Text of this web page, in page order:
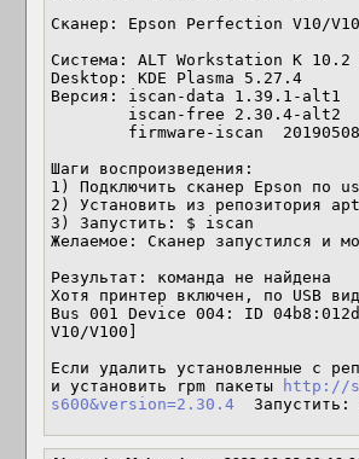
Сканер: Epson Perfection V10/
Система: ALT Workstation K
Desktop: KDE Plasma 5.27.4
Версия: iscan-data 1.39.1-alt1
Шаги воспроизведения:
1) Подключить сканер Epson по
2) Установить из
3) Запустить: $ iscan
Желаемое: Сканер запустился и
Результат: команда не найдена
Хотя принтер включен, по USB
Bus 001 Device 004: ID
V10/V100]
Если удалить установленные с
и установить rpm пакеты
http://
s600&version=2.30.4
Запустить: